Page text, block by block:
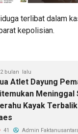
terlibat dalam
kepolisian.
2 bulan lalu
Atlet Dayung
Meninggal
Kayak
41 Admin